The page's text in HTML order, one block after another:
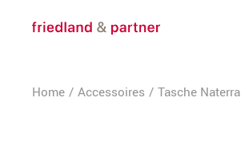
Home Accessoires Tasche Naterra